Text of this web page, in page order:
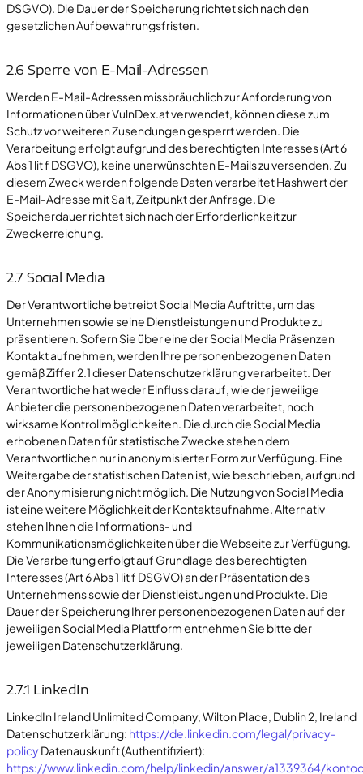
DSGVO). Die Dauer der Speicherung richtet sich nach den
gesetzlichen Aufbewahrungsfristen.
2.6 Sperre von E-Mail-Adressen
Werden E-Mail-Adressen missbräuchlich zur Anforderung von
Informationen über VulnDex.at verwendet, können diese zum
Schutz vor weiteren Zusendungen gesperrt werden. Die
Verarbeitung erfolgt aufgrund des berechtigten Interesses (Art 6
Abs 1 lit f DSGVO), keine unerwünschten E-Mails zu versenden. Zu
diesem Zweck werden folgende Daten verarbeitet Hashwert der
E-Mail-Adresse mit Salt, Zeitpunkt der Anfrage. Die
Speicherdauer richtet sich nach der Erforderlichkeit zur
Zweckerreichung.
2.7 Social Media
Der Verantwortliche betreibt Social Media Auftritte, um das
Unternehmen sowie seine Dienstleistungen und Produkte zu
präsentieren. Sofern Sie über eine der Social Media Präsenzen
Kontakt aufnehmen, werden Ihre personenbezogenen Daten
gemäß Ziffer 2.1 dieser Datenschutzerklärung verarbeitet. Der
Verantwortliche hat weder Einfluss darauf, wie der jeweilige
Anbieter die personenbezogenen Daten verarbeitet, noch
wirksame Kontrollmöglichkeiten. Die durch die Social Media
erhobenen Daten für statistische Zwecke stehen dem
Verantwortlichen nur in anonymisierter Form zur Verfügung. Eine
Weitergabe der statistischen Daten ist, wie beschrieben, aufgrund
der Anonymisierung nicht möglich. Die Nutzung von Social Media
ist eine weitere Möglichkeit der Kontaktaufnahme. Alternativ
stehen Ihnen die Informations- und
Kommunikationsmöglichkeiten über die Webseite zur Verfügung.
Die Verarbeitung erfolgt auf Grundlage des berechtigten
Interesses (Art 6 Abs 1 lit f DSGVO) an der Präsentation des
Unternehmens sowie der Dienstleistungen und Produkte. Die
Dauer der Speicherung Ihrer personenbezogenen Daten auf der
jeweiligen Social Media Plattform entnehmen Sie bitte der
jeweiligen Datenschutzerklärung.
2.7.1 LinkedIn
LinkedIn Ireland Unlimited Company, Wilton Place, Dublin 2, Ireland
Datenschutzerklärung: https://de.linkedin.com/legal/privacy-
policy Datenauskunft (Authentifiziert):
https://www.linkedin.com/help/linkedin/answer/a1339364/